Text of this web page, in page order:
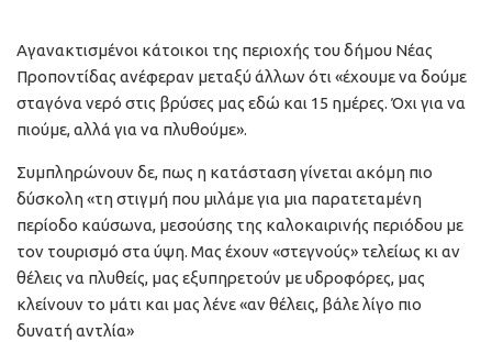
Αγανακτισμένοι κάτοικοι της περιοχής του δήμου Νέας
Προποντίδας ανέφεραν μεταξύ άλλων ότι «έχουμε να δούμε
σταγόνα νερό στις βρύσες μας εδώ και 15 ημέρες. Όχι για να
πιούμε, αλλά για να πλυθούμε».
Συμπληρώνουν δε, πως η κατάσταση γίνεται ακόμη πιο
δύσκολη «τη στιγμή που μιλάμε για μια παρατεταμένη
περίοδο καύσωνα, μεσούσης της καλοκαιρινής περιόδου με
τον τουρισμό στα ύψη. Μας έχουν «στεγνούς» τελείως κι αν
θέλεις να πλυθείς, μας εξυπηρετούν με υδροφόρες, μας
κλείνουν το μάτι και μας λένε «αν θέλεις, βάλε λίγο πιο
δυνατή αντλία»